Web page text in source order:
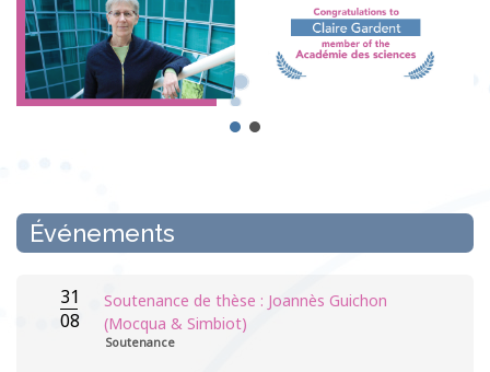
Événements
31
08
Soutenance de thèse : Joannès Guichon
(Mocqua & Simbiot)
Soutenance